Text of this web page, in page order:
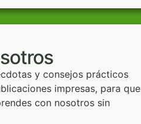
y consejos prácticos
impresas, para que
con nosotros sin